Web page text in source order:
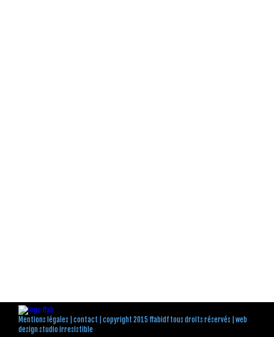
Mentions légales contact | copyright 2015 ffabidf tous droits réservés | web
design studio irresistible